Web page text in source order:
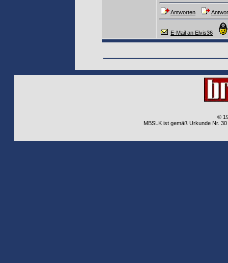
Antworten
E-Mail an Elvis36
©
MBSLK ist gemäß Urkunde Nr.